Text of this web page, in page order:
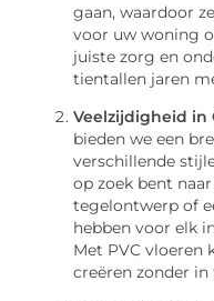
gaan, waardoor
voor uw woning
juiste zorg en
tientallen jaren
Veelzijdigheid in
bieden we een
verschillende
op zoek bent
tegelontwerp of
hebben voor elk
Met PVC vloeren
creëren zonder in